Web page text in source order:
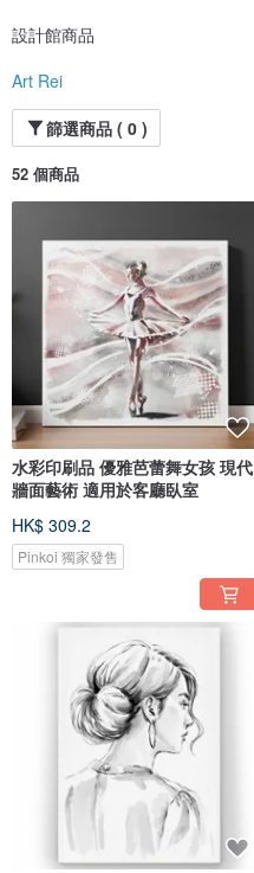
設計館商品
Art Rei
篩選商品 ( 0 )
52 個商品
水彩印刷品 優雅芭蕾舞女孩 現代
牆面藝術 適用於客廳臥室
HK$ 309.2
Pinkoi 獨家發售